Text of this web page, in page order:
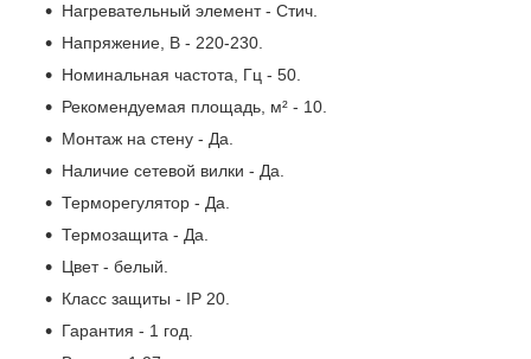
Нагревательный элемент - Стич.
Напряжение, В - 220-230.
Номинальная частота, Гц - 50.
Рекомендуемая площадь, м² - 10.
Монтаж на стену - Да.
Наличие сетевой вилки - Да.
Терморегулятор - Да.
Термозащита - Да.
Цвет - белый.
Класс защиты - IP 20.
Гарантия - 1 год.